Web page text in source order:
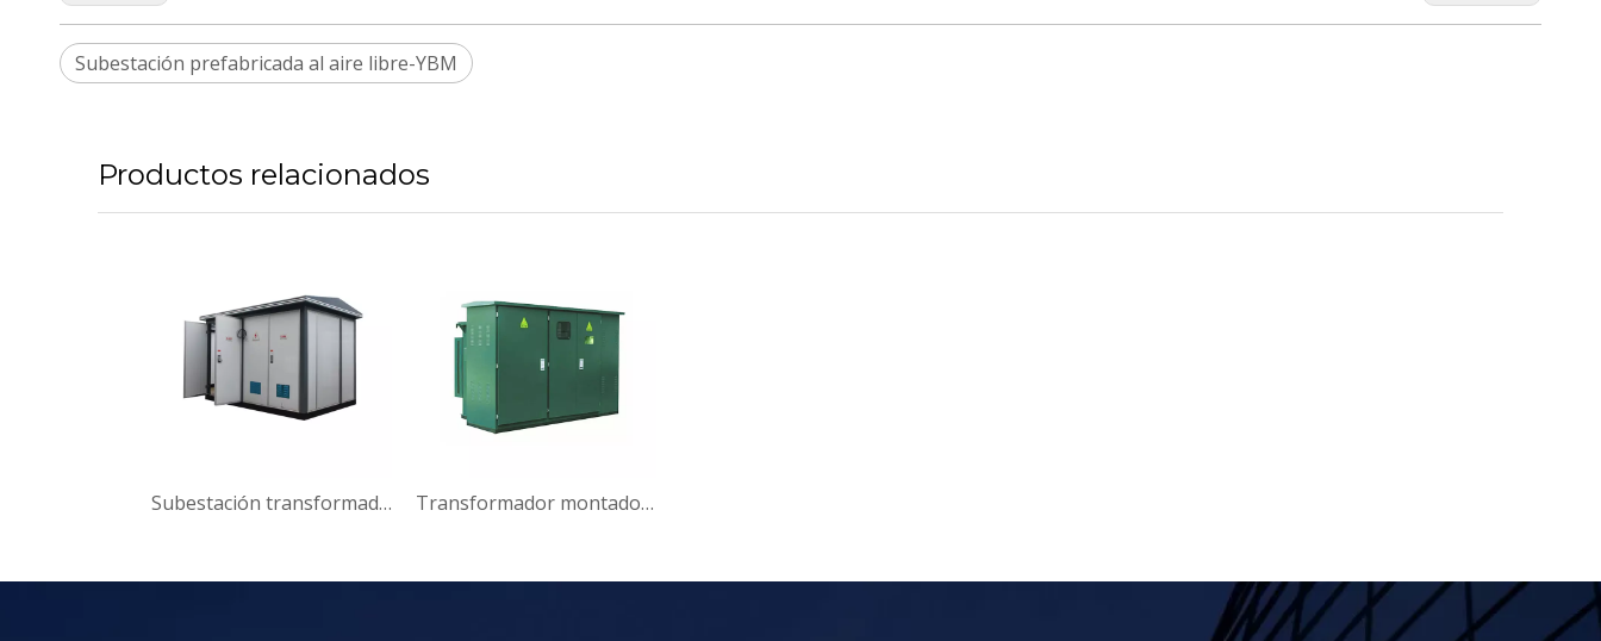
Subestación prefabricada al aire libre-YBM
Productos relacionados
Subestación transformadora eléctrica de media tensión 1250KVA subestación transformadora compacta subestación transformadora completa Transformador montado en caja eléctrico del sistema eléctrico 6kV